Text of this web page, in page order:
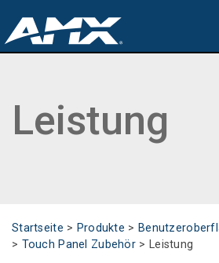
Anwendungen
Support
Leistung
Startseite > Produkte >
> Touch Panel Zubehör > Leistung